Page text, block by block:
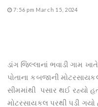
7:56 pm March 15, 2024
ડાંગ જિલ્લાનાં ભવાડી ગામ
પોતાના કબજાની
સીમમાંથી પસાર થઈ રહ્યો
મોટરસાયકલ પરથી પડી